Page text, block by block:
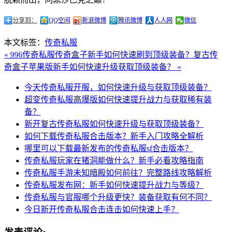
分享到： QQ空间 新浪微博 腾讯微博 人人网 微信
本文标签： 传奇私服
« 996传奇私服传奇盒子新手如何快速刷到顶级装备？ 复古传
奇盒子苹果版新手如何快速升级获取顶级装备？ »
今天传奇私服开服，如何快速升级与获取顶级装备？
超变传奇私服高爆版如何快速提升战力与获取稀有装
备？
新开复古传奇私服如何快速升级与获取顶级装备？
如何下载传奇私服合击版本？新手入门攻略全解析
哪里可以下载最新发布的传奇私服sf合击版本？
传奇私服玩家在猪洞能做什么？新手必看攻略指南
传奇私服手游未知暗殿如何前往？完整路线攻略解析
传奇私服发布网：新手如何快速提升战力与等级？
传奇私服与官服哪个升级更快？装备获取有何不同？
今日新开传奇私服合击连击如何快速上手？